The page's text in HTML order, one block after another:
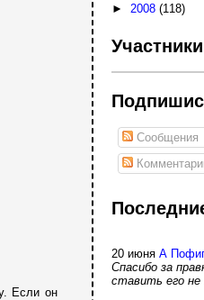
Если он
► 2008(118)
Участники
Сообщения
20 июняА
Спасибо за
ставить его